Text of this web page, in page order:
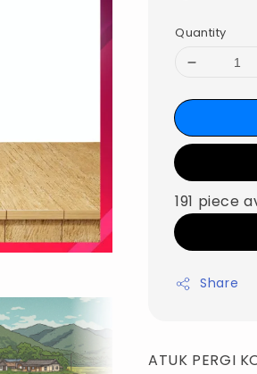
Quantity
191 piece
Share
ATUK PERGI